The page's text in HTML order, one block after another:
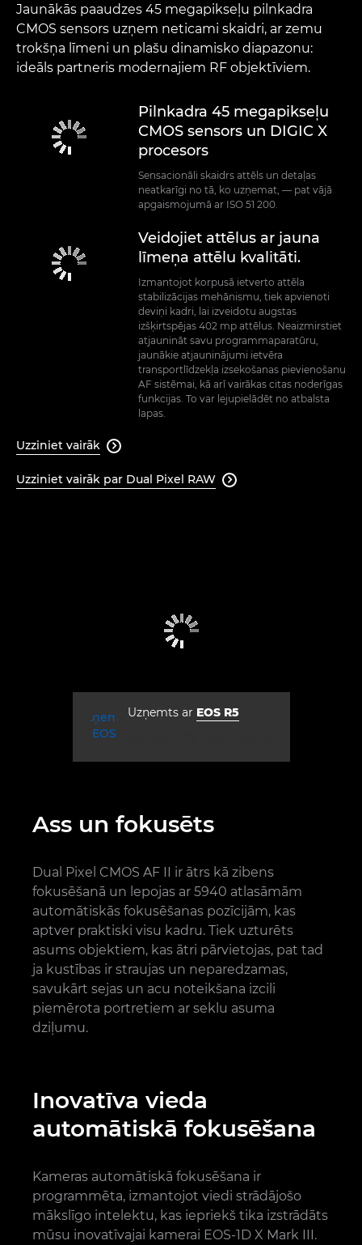
Uzņemts ar EOS R5
Jaunākās paaudzes 45 megapikseļu pilnkadra
CMOS sensors uzņem neticami skaidri, ar zemu
trokšņa līmeni un plašu dinamisko diapazonu:
ideāls partneris modernajiem RF objektīviem.
Pilnkadra 45 megapikseļu
CMOS sensors un DIGIC X
procesors
Sensacionāli skaidrs attēls un detaļas
neatkarīgi no tā, ko uzņemat, — pat vājā
apgaismojumā ar ISO 51 200.
Veidojiet attēlus ar jauna
līmeņa attēlu kvalitāti.
Izmantojot korpusā ietverto attēla
stabilizācijas mehānismu, tiek apvienoti
deviņi kadri, lai izveidotu augstas
izšķirtspējas 402 mp attēlus. Neaizmirstiet
atjaunināt savu programmaparatūru,
jaunākie atjauninājumi ietvēra
transportlīdzekļa izsekošanas pievienošanu
AF sistēmai, kā arī vairākas citas noderīgas
funkcijas. To var lejupielādēt no atbalsta
lapas.
Uzziniet vairāk 
Uzziniet vairāk par Dual Pixel RAW 
Ass un fokusēts
Dual Pixel CMOS AF II ir ātrs kā zibens
fokusēšanā un lepojas ar 5940 atlasāmām
automātiskās fokusēšanas pozīcijām, kas
aptver praktiski visu kadru. Tiek uzturēts
asums objektiem, kas ātri pārvietojas, pat tad
ja kustības ir straujas un neparedzamas,
savukārt sejas un acu noteikšana izcili
piemērota portretiem ar seklu asuma
dziļumu.
Inovatīva vieda
automātiskā fokusēšana
Kameras automātiskā fokusēšana ir
programmēta, izmantojot viedi strādājošo
mākslīgo intelektu, kas iepriekš tika izstrādāts
mūsu inovatīvajai kamerai EOS-1D X Mark III.